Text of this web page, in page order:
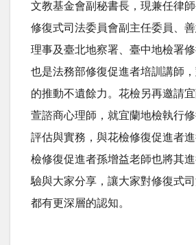
文教基金會副秘書長，現兼任律
修復式司法委員會副主任委員、
理事及臺北地察署、臺中地檢署
也是法務部修復促進者培訓講師
的推動不遺餘力。花檢另再邀請
萱諮商心理師，就宜蘭地檢執行
評估與實務，與花檢修復促進者
檢修復促進者孫增益老師也將其
驗與大家分享，讓大家對修復式
都有更深層的認知。